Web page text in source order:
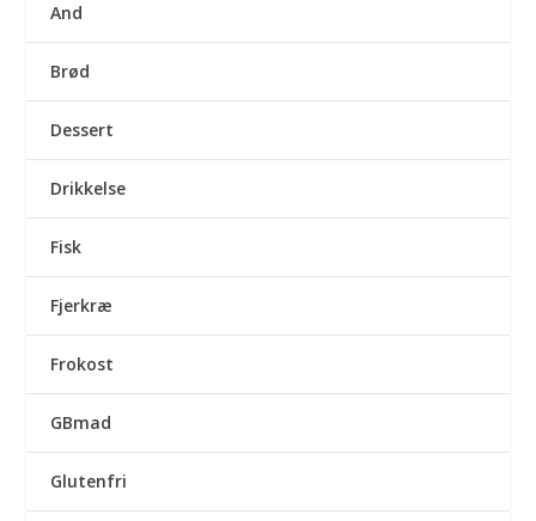
And
Brød
Dessert
Drikkelse
Fisk
Fjerkræ
Frokost
GBmad
Glutenfri